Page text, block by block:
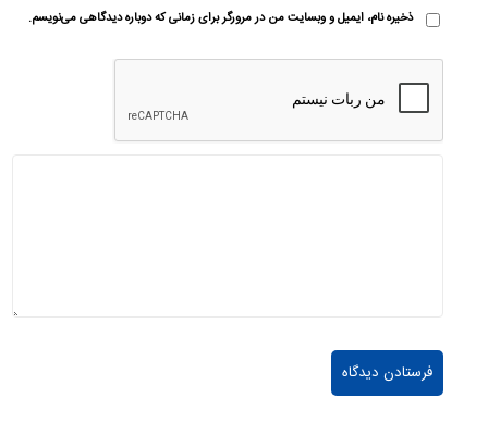
ذخیره نام، ایمیل و وبسایت من در مرورگر برای زمانی که دوباره دیدگاهی می‌نویسم.